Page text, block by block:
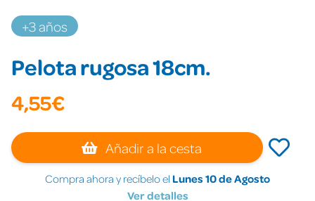
+3 años
Pelota rugosa 18cm.
4,55€
Añadir a la cesta
Compra ahora y recíbelo el Lunes 10 de Agosto
Ver detalles